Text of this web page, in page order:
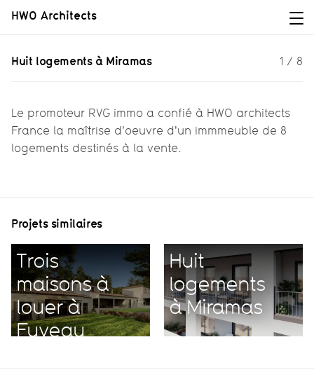
HWO Architects
Huit logements à Miramas
Un immeuble de logements à
Huit logements à Miramas 1 / 8
Le promoteur RVG immo a confié à HWO architects
France la maîtrise d'oeuvre d'un immmeuble de 8
logements destinés à la vente.
Projets similaires
Trois
maisons à
louer à
Fuveau
Huit
logements
à Miramas